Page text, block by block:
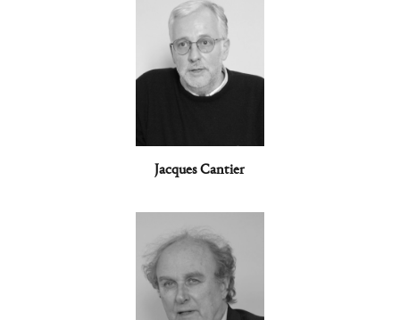
Jacques Cantier